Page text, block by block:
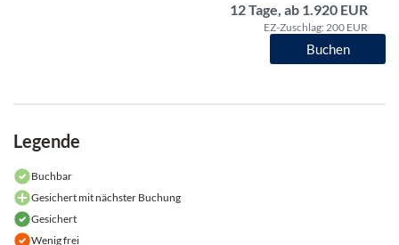
12 Tage, ab 1.920 EUR
EZ-Zuschlag: 200 EUR
Buchen
Legende
Buchbar
Gesichert mit nächster Buchung
Gesichert
Wenig frei